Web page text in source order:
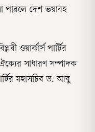
না পারলে দেশ ভয়াবহ
ওয়ার্কার্স পার্টির
সাধারণ সম্পাদক
মহাসচিব ড. আবু